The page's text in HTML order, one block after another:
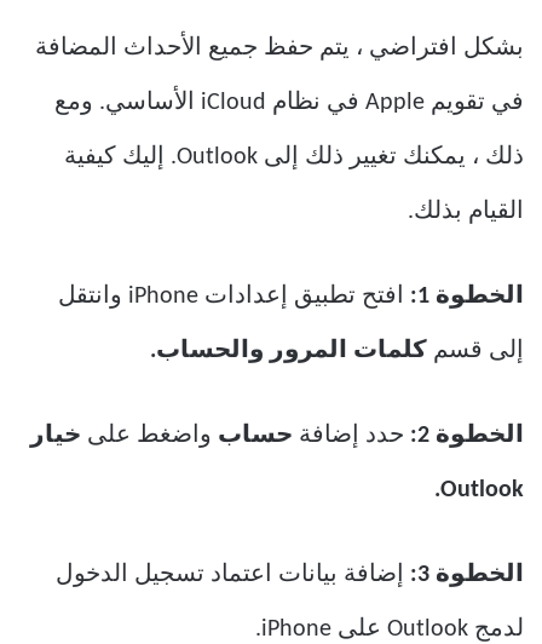
بشكل افتراضي ، يتم حفظ جميع الأحداث المضافة
في تقويم Apple في نظام iCloud الأساسي. ومع
ذلك ، يمكنك تغيير ذلك إلى Outlook. إليك كيفية
القيام بذلك.
الخطوة 1: افتح تطبيق إعدادات iPhone وانتقل
إلى قسم كلمات المرور والحساب.
الخطوة 2: حدد إضافة حساب واضغط على خيار
Outlook.
الخطوة 3: إضافة بيانات اعتماد تسجيل الدخول
لدمج Outlook على iPhone.